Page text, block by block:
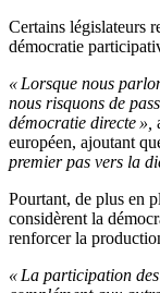
Certains législateurs
démocratie
« Lorsque nous
nous risquons de
démocratie directe »,
européen, ajoutant
premier pas vers la
Pourtant, de plus en
considèrent la
renforcer la
« La participation